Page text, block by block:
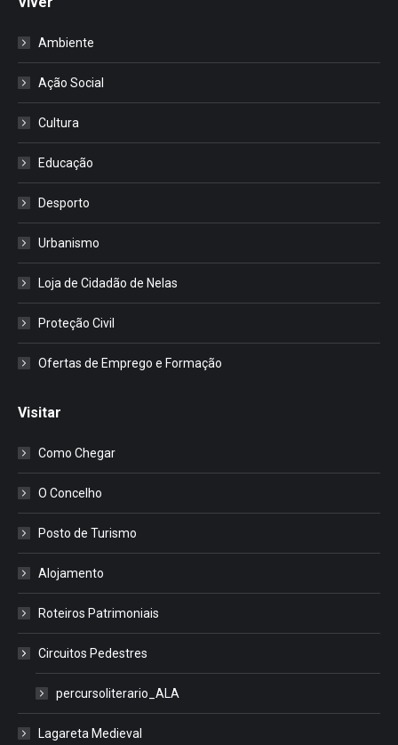
Ambiente
Ação Social
Cultura
Educação
Desporto
Urbanismo
Loja de Cidadão de Nelas
Proteção Civil
Ofertas de Emprego e Formação
Visitar
Como Chegar
O Concelho
Posto de Turismo
Alojamento
Roteiros Patrimoniais
Circuitos Pedestres
percursoliterario_ALA
Lagareta Medieval